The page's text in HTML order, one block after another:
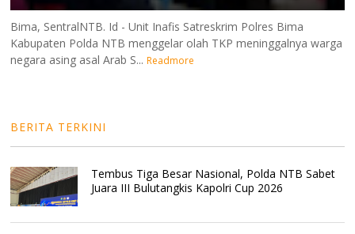
Bima, SentralNTB. Id - Unit Inafis Satreskrim Polres Bima
Kabupaten Polda NTB menggelar olah TKP meninggalnya warga
negara asing asal Arab S... Readmore
BERITA TERKINI
Tembus Tiga Besar Nasional, Polda NTB Sabet
Juara III Bulutangkis Kapolri Cup 2026